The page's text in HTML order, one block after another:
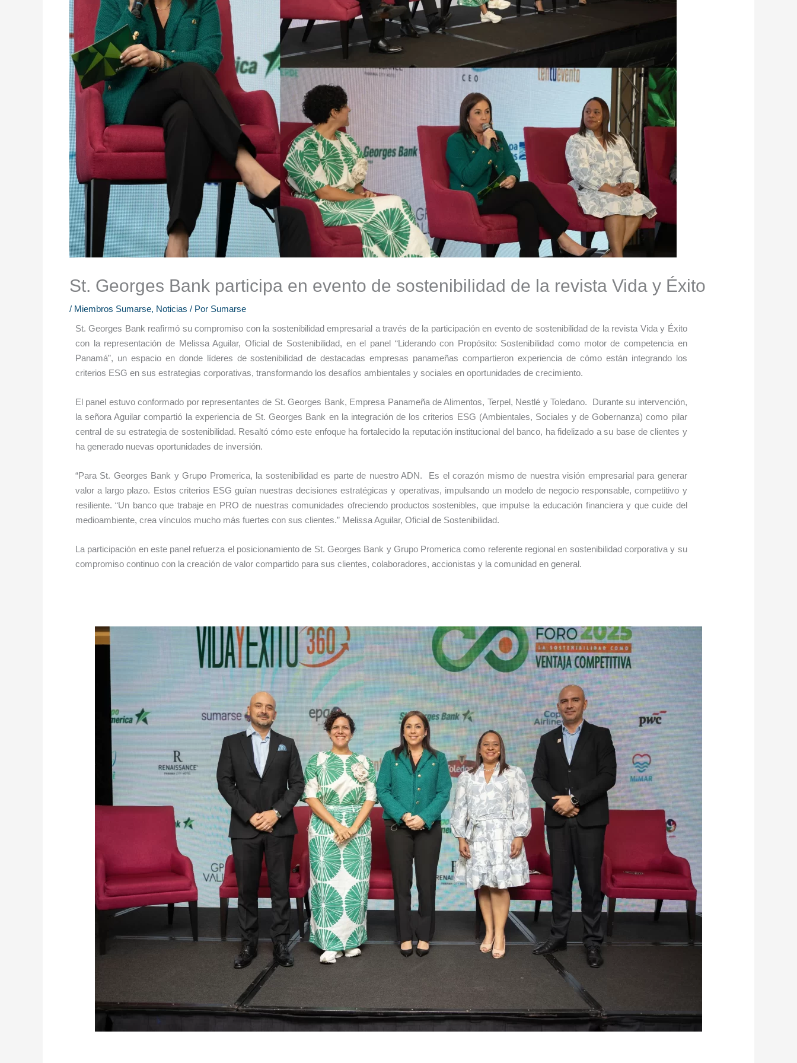
St. Georges Bank participa en evento de sostenibilidad de la revista Vida y Éxito
/ Miembros Sumarse, Noticias / Por Sumarse
St. Georges Bank reafirmó su compromiso con la sostenibilidad empresarial a través de la participación en evento de sostenibilidad de la revista Vida y Éxito
con la representación de Melissa Aguilar, Oficial de Sostenibilidad, en el panel “Liderando con Propósito: Sostenibilidad como motor de competencia en
Panamá”, un espacio en donde líderes de sostenibilidad de destacadas empresas panameñas compartieron experiencia de cómo están integrando los
criterios ESG en sus estrategias corporativas, transformando los desafíos ambientales y sociales en oportunidades de crecimiento.
El panel estuvo conformado por representantes de St. Georges Bank, Empresa Panameña de Alimentos, Terpel, Nestlé y Toledano. Durante su intervención,
la señora Aguilar compartió la experiencia de St. Georges Bank en la integración de los criterios ESG (Ambientales, Sociales y de Gobernanza) como pilar
central de su estrategia de sostenibilidad. Resaltó cómo este enfoque ha fortalecido la reputación institucional del banco, ha fidelizado a su base de clientes y
ha generado nuevas oportunidades de inversión.
“Para St. Georges Bank y Grupo Promerica, la sostenibilidad es parte de nuestro ADN. Es el corazón mismo de nuestra visión empresarial para generar
valor a largo plazo. Estos criterios ESG guían nuestras decisiones estratégicas y operativas, impulsando un modelo de negocio responsable, competitivo y
resiliente. “Un banco que trabaje en PRO de nuestras comunidades ofreciendo productos sostenibles, que impulse la educación financiera y que cuide del
medioambiente, crea vínculos mucho más fuertes con sus clientes.” Melissa Aguilar, Oficial de Sostenibilidad.
La participación en este panel refuerza el posicionamiento de St. Georges Bank y Grupo Promerica como referente regional en sostenibilidad corporativa y su
compromiso continuo con la creación de valor compartido para sus clientes, colaboradores, accionistas y la comunidad en general.